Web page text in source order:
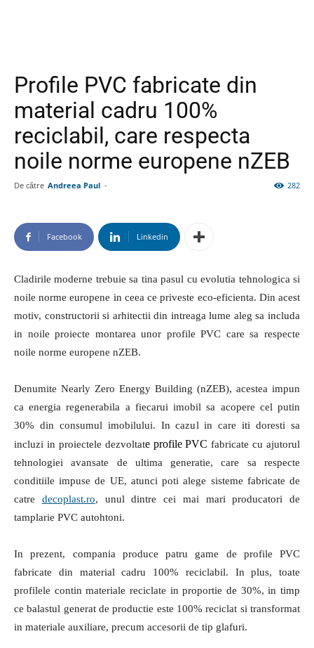
Profile PVC fabricate din
material cadru 100%
reciclabil, care respecta
noile norme europene nZEB
De către Andreea Paul - 282
Facebook Linkedin
Cladirile moderne trebuie sa tina pasul cu evolutia tehnologica si
noile norme europene in ceea ce priveste eco-eficienta. Din acest
motiv, constructorii si arhitectii din intreaga lume aleg sa includa
in noile proiecte montarea unor profile PVC care sa respecte
noile norme europene nZEB.
Denumite Nearly Zero Energy Building (nZEB), acestea impun
ca energia regenerabila a fiecarui imobil sa acopere cel putin
30% din consumul imobilului. In cazul in care iti doresti sa
incluzi in proiectele dezvoltate profile PVCfabricate cu ajutorul
tehnologiei avansate de ultima generatie, care sa respecte
conditiile impuse de UE, atunci poti alege sisteme fabricate de
catre decoplast.ro, unul dintre cei mai mari producatori de
tamplarie PVC autohtoni.
In prezent, compania produce patru game de profile PVC
fabricate din material cadru 100% reciclabil. In plus, toate
profilele contin materiale reciclate in proportie de 30%, in timp
ce balastul generat de productie este 100% reciclat si transformat
in materiale auxiliare, precum accesorii de tip glafuri.